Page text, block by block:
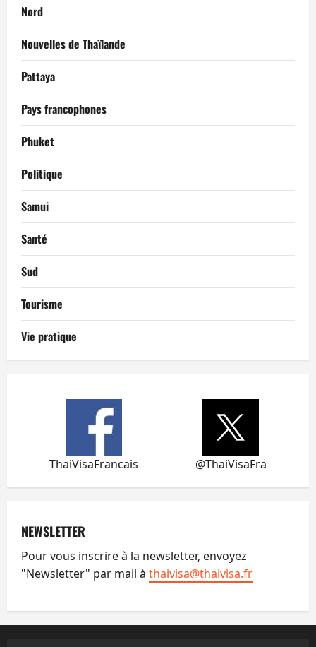
Nord
Nouvelles de Thaïlande
Pattaya
Pays francophones
Phuket
Politique
Samui
Santé
Sud
Tourisme
Vie pratique
ThaiVisaFrancais @ThaiVisaFra
NEWSLETTER
Pour vous inscrire à la newsletter, envoyez
"Newsletter" par mail à thaivisa@thaivisa.fr